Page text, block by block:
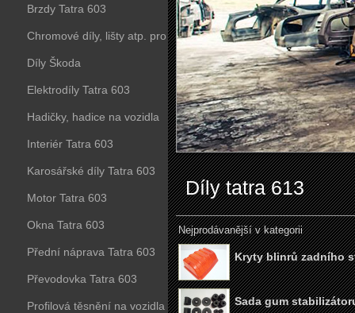
Brzdy Tatra 603
Chromové díly, lišty atp. pro
vozy Tatra 603
Díly Škoda
Elektrodíly Tatra 603
Hadičky, hadice na vozidla
Tatra 603
Interiér Tatra 603
Karosářské díly Tatra 603
Motor Tatra 603
Okna Tatra 603
Přední náprava Tatra 603
Převodovka Tatra 603
Profilová těsnění na vozidla
Díly tatra 613
Nejprodávanější v kategorii
Kryty blinrů zadního
Sada gum